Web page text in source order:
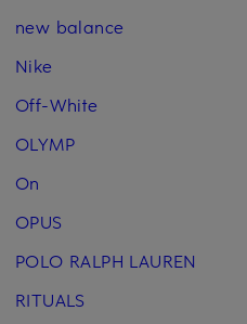
new balance
Nike
Off-White
OLYMP
On
OPUS
POLO RALPH LAUREN
RITUALS